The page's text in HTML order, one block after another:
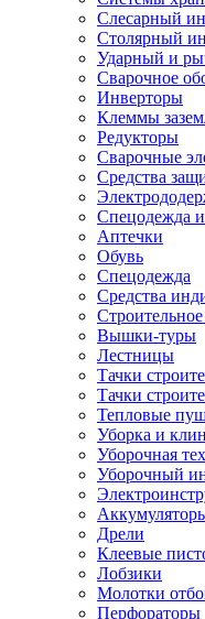
Слесарный
Столярный
Ударный и
Сварочное
Инверторы
Клеммы
Редукторы
Сварочные
Средства
Спецодежда
Аптечки
Обувь
Спецодежда
Средства
Вышки-туры
Лестницы
Тачки
Тачки
Тепловые
Уборка и
Уборочная
Уборочный
Дрели
Клеевые
Лобзики
Молотки
Перфораторы